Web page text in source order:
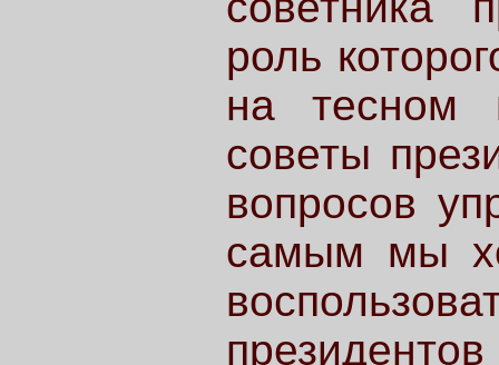
роль
на тесном
советы
вопросов
самым мы